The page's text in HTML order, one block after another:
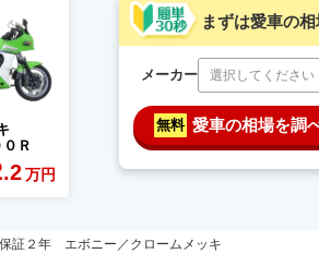
Ｒ
.2万円
まずは愛車の相
メーカー 選択してください
無料 愛車の相場を調
２年 エボニー／クロームメッキ